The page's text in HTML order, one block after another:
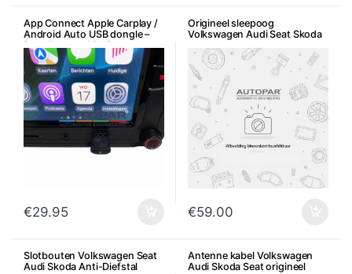
App Connect Apple Carplay /
Android Auto USB dongle –
Draadloze verbinding
Bluetooth
€29.95
Origineel sleepoog
Volkswagen Audi Seat Skoda
€59.00
Slotbouten Volkswagen Seat
Audi Skoda Anti-Diefstal
Antenne kabel Volkswagen
Audi Skoda Seat origineel